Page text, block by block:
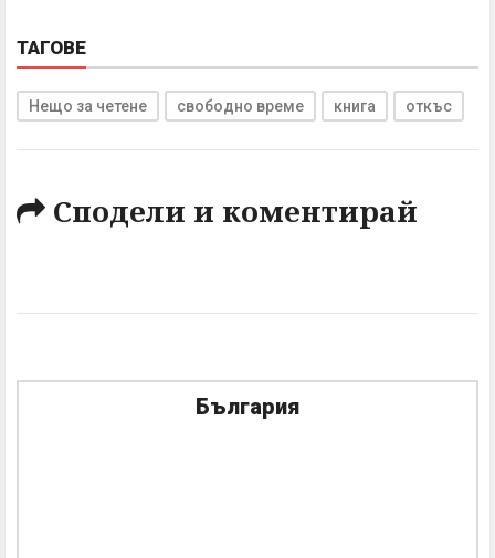
ТАГОВЕ
Нещо за четене свободно време книга откъс
Сподели и коментирай
България